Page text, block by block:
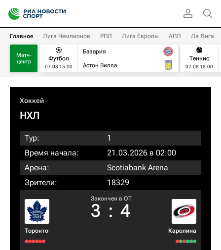
Главное Лига Чемпионов РПЛ Лига Европы АПЛ Ла Лига
Матч-
центр
Футбол
07.08 15:00
Бавария
Астон Вилла
Теннис
07.08 18:00
Хоккей
НХЛ
Тур:
1
Время начала:
21.03.2026 в 02:00
Арена:
Scotiabank Arena
Зрители:
18329
Торонто
Закончен в OT
3 : 4
Каролина